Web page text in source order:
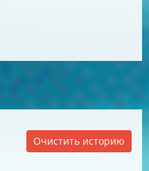
Очистить историю